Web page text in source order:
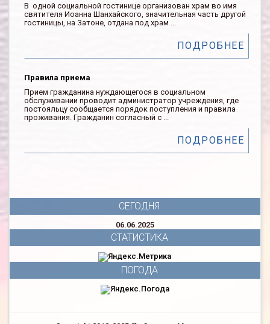
В одной социальной гостинице организован храм во имя
святителя Иоанна Шанхайского, значительная часть другой
гостиницы, на Затоне, отдана под храм ...
ПОДРОБНЕЕ
Правила приема
Прием гражданина нуждающегося в социальном
обслуживании проводит администратор учреждения, где
постояльцу сообщается порядок поступления и правила
проживания. Гражданин согласный с ...
ПОДРОБНЕЕ
СЕГОДНЯ
06.06.2025
СТАТИСТИКА
ПОГОДА